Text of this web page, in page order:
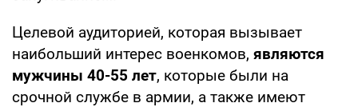
Целевой аудиторией, которая вызывает
наибольший интерес военкомов, являются
мужчины 40-55 лет, которые были на
срочной службе в армии, а также имеют